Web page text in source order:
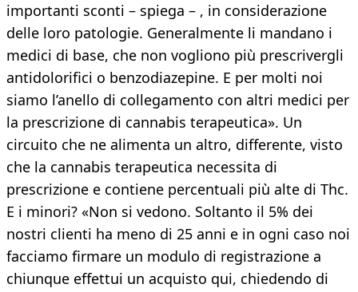
importanti sconti – spiega – , in considerazione
delle loro patologie. Generalmente li mandano i
medici di base, che non vogliono più prescrivergli
antidolorifici o benzodiazepine. E per molti noi
siamo l’anello di collegamento con altri medici per
la prescrizione di cannabis terapeutica». Un
circuito che ne alimenta un altro, differente, visto
che la cannabis terapeutica necessita di
prescrizione e contiene percentuali più alte di Thc.
E i minori? «Non si vedono. Soltanto il 5% dei
nostri clienti ha meno di 25 anni e in ogni caso noi
facciamo firmare un modulo di registrazione a
chiunque effettui un acquisto qui, chiedendo di